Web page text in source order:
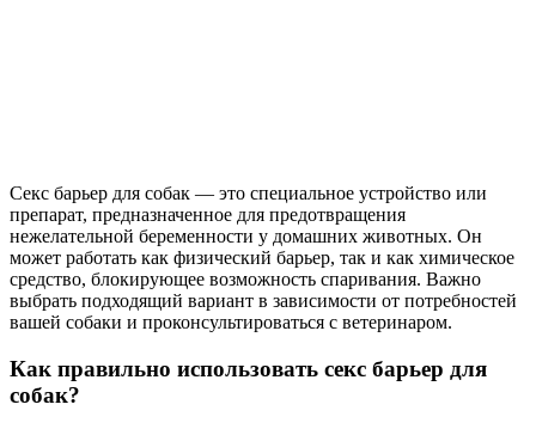
Секс барьер для собак — это специальное устройство или
препарат, предназначенное для предотвращения
нежелательной беременности у домашних животных. Он
может работать как физический барьер, так и как химическое
средство, блокирующее возможность спаривания. Важно
выбрать подходящий вариант в зависимости от потребностей
вашей собаки и проконсультироваться с ветеринаром.
Как правильно использовать секс барьер для
собак?